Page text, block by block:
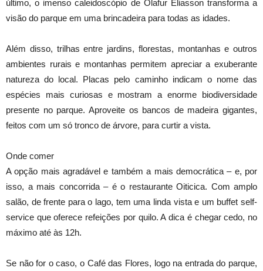
último, o imenso caleidoscópio de Olafur Eliasson transforma a
visão do parque em uma brincadeira para todas as idades.
Além disso, trilhas entre jardins, florestas, montanhas e outros
ambientes rurais e montanhas permitem apreciar a exuberante
natureza do local. Placas pelo caminho indicam o nome das
espécies mais curiosas e mostram a enorme biodiversidade
presente no parque. Aproveite os bancos de madeira gigantes,
feitos com um só tronco de árvore, para curtir a vista.
Onde comer
A opção mais agradável e também a mais democrática – e, por
isso, a mais concorrida – é o restaurante Oiticica. Com amplo
salão, de frente para o lago, tem uma linda vista e um buffet self-
service que oferece refeições por quilo. A dica é chegar cedo, no
máximo até às 12h.
Se não for o caso, o Café das Flores, logo na entrada do parque,